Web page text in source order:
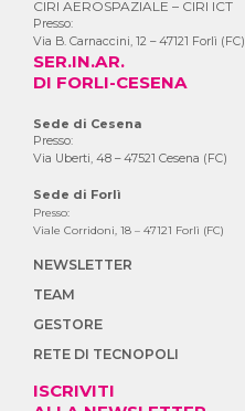
CIRI AEROSPAZIALE – CIRI ICT
Presso:
Via B. Carnaccini, 12 – 47121 Forlì (FC)
SER.IN.AR.
DI FORLI-CESENA
Sede di Cesena
Presso:
Via Uberti, 48 – 47521 Cesena (FC)
Sede di Forlì
Presso:
Viale Corridoni, 18 – 47121 Forlì (FC)
NEWSLETTER
TEAM
GESTORE
RETE DI TECNOPOLI
ISCRIVITI